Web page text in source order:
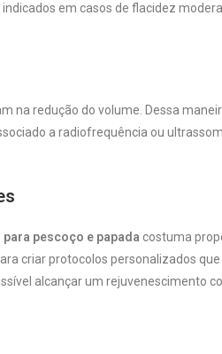
em casos de flacidez
na redução do volume. Dessa
a radiofrequência ou
pescoço e papada costuma
criar protocolos personalizados
alcançar um rejuvenescimento